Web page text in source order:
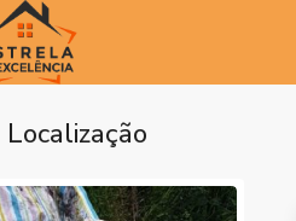
Localização